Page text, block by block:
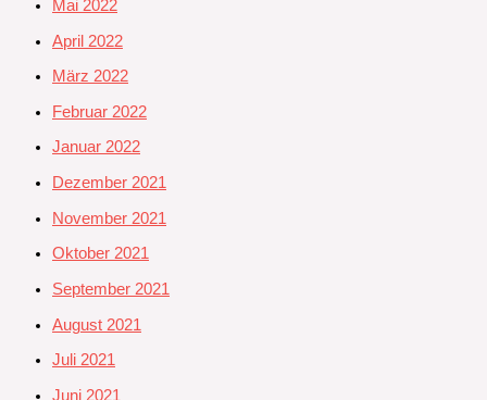
Mai 2022
April 2022
März 2022
Februar 2022
Januar 2022
Dezember 2021
November 2021
Oktober 2021
September 2021
August 2021
Juli 2021
Juni 2021